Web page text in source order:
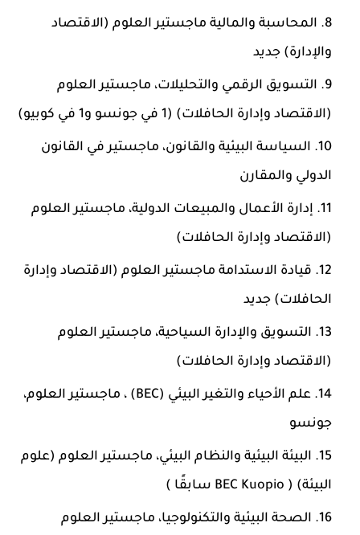
المحاسبة والمالية ماجستير العلوم (الاقتصاد
والإدارة) جديد
التسويق الرقمي والتحليلات، ماجستير العلوم
(الاقتصاد وإدارة الحافلات) (1 في جونسو و1 في كوبيو)
السياسة البيئية والقانون، ماجستير في القانون
الدولي والمقارن
إدارة الأعمال والمبيعات الدولية، ماجستير العلوم
(الاقتصاد وإدارة الحافلات)
قيادة الاستدامة ماجستير العلوم (الاقتصاد وإدارة
الحافلات) جديد
التسويق والإدارة السياحية، ماجستير العلوم
(الاقتصاد وإدارة الحافلات)
علم الأحياء والتغير البيئي (BEC) ، ماجستير العلوم،
جونسو
البيئة البيئية والنظام البيئي، ماجستير العلوم (علوم
البيئة) ( BEC Kuopio سابقًا )
الصحة البيئية والتكنولوجيا، ماجستير العلوم